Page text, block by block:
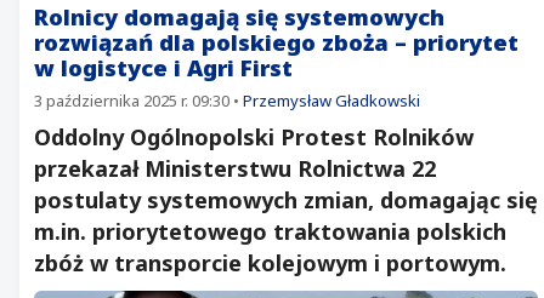
Rolnicy domagają się systemowych
rozwiązań dla polskiego zboża – priorytet
w logistyce i Agri First
3 października 2025 r. 09:30 • Przemysław Gładkowski
Oddolny Ogólnopolski Protest Rolników
przekazał Ministerstwu Rolnictwa 22
postulaty systemowych zmian, domagając się
m.in. priorytetowego traktowania polskich
zbóż w transporcie kolejowym i portowym.